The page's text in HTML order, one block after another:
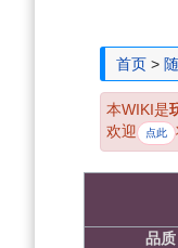
首页 >
本WIKI是
欢迎
点此
品质